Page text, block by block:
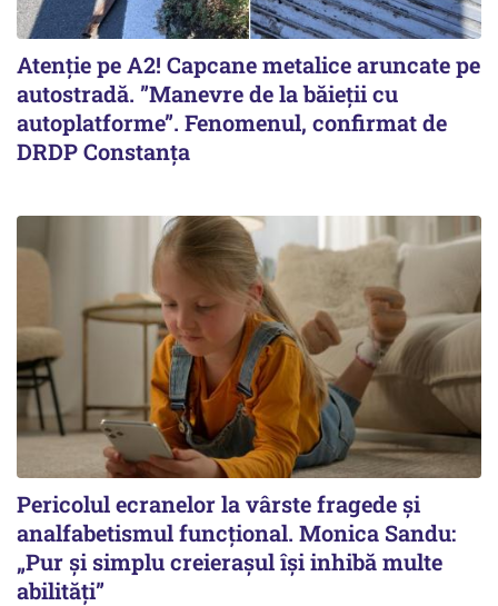
Atenție pe A2! Capcane metalice aruncate pe
autostradă. ”Manevre de la băieții cu
autoplatforme”. Fenomenul, confirmat de
DRDP Constanța
Pericolul ecranelor la vârste fragede și
analfabetismul funcțional. Monica Sandu:
„Pur și simplu creierașul își inhibă multe
abilități”